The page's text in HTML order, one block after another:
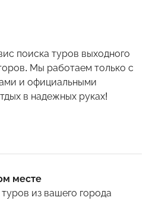
поиска туров выходного
Мы работаем только с
и официальными
в надежных руках!
месте
из вашего города